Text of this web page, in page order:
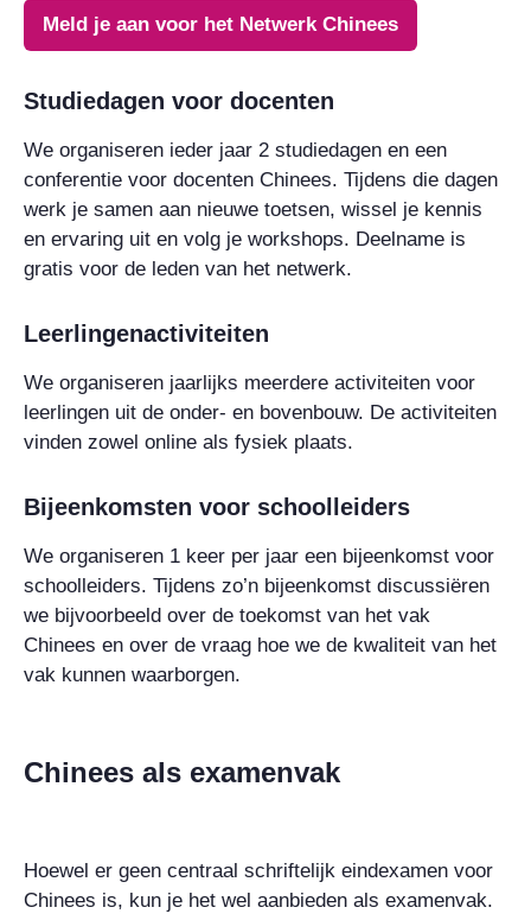
Meld je aan voor het Netwerk Chinees
Studiedagen voor docenten
We organiseren ieder jaar 2 studiedagen en een
conferentie voor docenten Chinees. Tijdens die dagen
werk je samen aan nieuwe toetsen, wissel je kennis
en ervaring uit en volg je workshops. Deelname is
gratis voor de leden van het netwerk.
Leerlingenactiviteiten
We organiseren jaarlijks meerdere activiteiten voor
leerlingen uit de onder- en bovenbouw. De activiteiten
vinden zowel online als fysiek plaats.
Bijeenkomsten voor schoolleiders
We organiseren 1 keer per jaar een bijeenkomst voor
schoolleiders. Tijdens zo’n bijeenkomst discussiëren
we bijvoorbeeld over de toekomst van het vak
Chinees en over de vraag hoe we de kwaliteit van het
vak kunnen waarborgen.
Chinees als examenvak
Hoewel er geen centraal schriftelijk eindexamen voor
Chinees is, kun je het wel aanbieden als examenvak.